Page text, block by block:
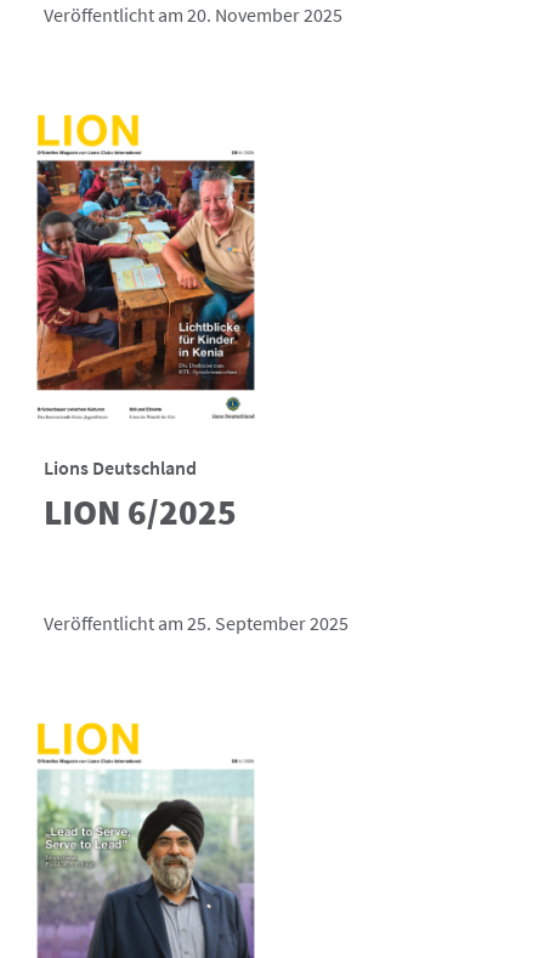
Veröffentlicht am 20. November 2025
Lions Deutschland
LION 6/2025
Veröffentlicht am 25. September 2025